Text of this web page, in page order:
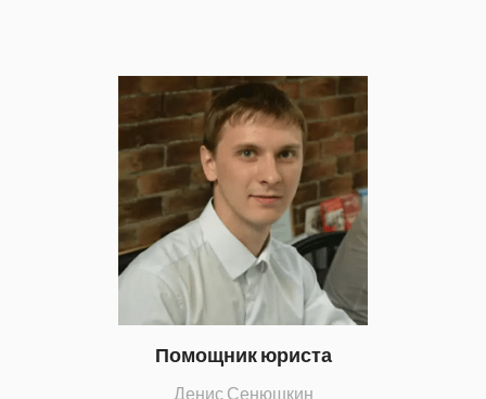
Помощник юриста
Денис Сенюшкин